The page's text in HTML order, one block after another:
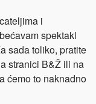
i
spektakl
sada toliko, pratite
stranici B&Ž ili na
ćemo to naknadno